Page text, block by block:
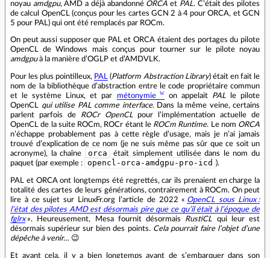
noyau amdgpu, AMD a déjà abandonné ORCA et PAL . C’était des pilotes
de calcul OpenCL (conçus pour les cartes GCN 2 à 4 pour ORCA, et GCN
5 pour PAL) qui ont été remplacés par ROCm.
On peut aussi supposer que PAL et ORCA étaient des portages du pilote
OpenCL de Windows mais conçus pour tourner sur le pilote noyau
amdgpuà la manière d’OGLP et d’AMDVLK.
Pour les plus pointilleux, PAL (Platform Abstraction Library) était en fait le
nom de la bibliothèque d’abstraction entre le code propriétaire commun
et le système Linux, et par
métonymie on appelait PAL
le pilote
OpenCL
qui utilise PAL comme interface. Dans la même veine, certains
parlent parfois de
ROCr OpenCL
pour l’implémentation actuelle de
OpenCL de la suite ROCm, ROCr étant le ROCm Runtime. Le nom ORCA
n’échappe probablement pas à cette règle d’usage, mais je n’ai jamais
trouvé d’explication de ce nom (je ne suis même pas sûr que ce soit un
acronyme), la chaîne
orca
était simplement utilisée dans le nom du
paquet (par exemple :
opencl-orca-amdgpu-pro-icd ).
PAL et ORCA ont longtemps été regrettés, car ils prenaient en charge la
totalité des cartes de leurs générations, contrairement à ROCm. On peut
lire à ce sujet sur LinuxFr.org l’article de 2022 « OpenCL sous Linux :
l’état des pilotes AMD est désormais pire que ce qu’il était à l’époque de
fglrx». Heureusement, Mesa fournit désormais RustiCL
qui leur est
désormais supérieur sur bien des points. Cela pourrait faire l’objet d’une
dépêche à venir… 😉
Et avant cela, il y a bien longtemps avant de s’embarquer dans son